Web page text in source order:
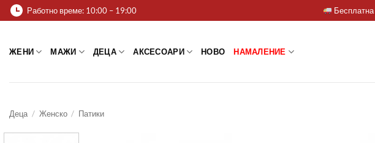
Skip
to
Работно време: 10:00 – 19:00
ЖЕНИ МАЖИ ДЕЦА АКСЕСОАРИ НОВО НАМАЛЕНИЕ
Деца / Женско / Патики